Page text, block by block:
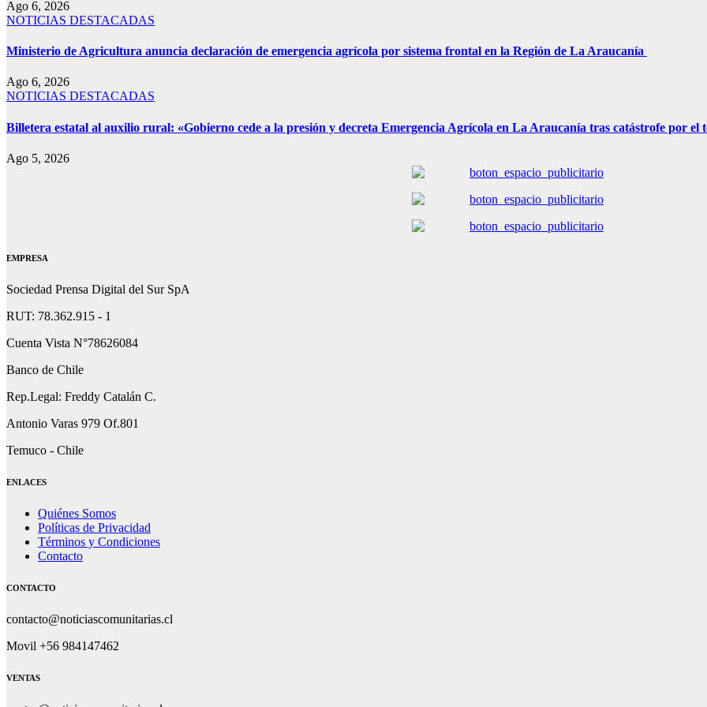
Ago 6, 2026
NOTICIAS DESTACADAS
Ministerio de Agricultura anuncia declaración de emergencia agrícola por sistema frontal en la Región de La Araucanía
Ago 6, 2026
NOTICIAS DESTACADAS
Billetera estatal al auxilio rural: «Gobierno cede a la presión y decreta Emergencia Agrícola en La Araucanía tras catástrofe por el
Ago 5, 2026
EMPRESA
Sociedad Prensa Digital del Sur SpA
RUT: 78.362.915 - 1
Cuenta Vista N°78626084
Banco de Chile
Rep.Legal: Freddy Catalán C.
Antonio Varas 979 Of.801
Temuco - Chile
ENLACES
Quiénes Somos
Políticas de Privacidad
Términos y Condiciones
Contacto
CONTACTO
contacto@noticiascomunitarias.cl
Movil +56 984147462
VENTAS